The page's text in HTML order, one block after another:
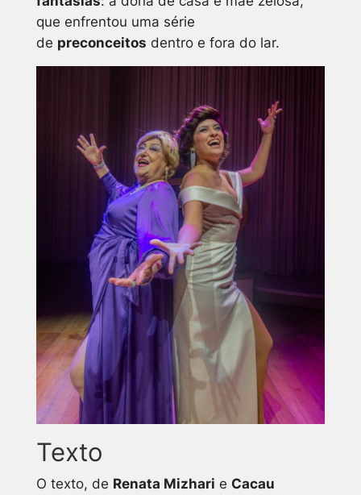
que enfrentou uma série
de preconceitos dentro e fora do lar.
Texto
O texto, de Renata Mizhari e Cacau